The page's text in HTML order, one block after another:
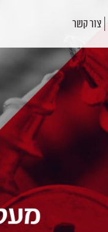
צור קשר